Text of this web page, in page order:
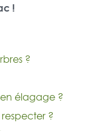
!
?
élagage ?
?